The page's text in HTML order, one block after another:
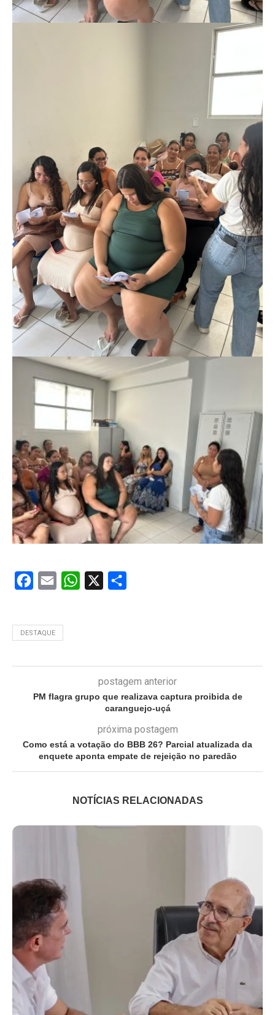
Facebook
Email WhatsApp
DESTAQUE
postagem anterior
PM flagra grupo que realizava captura proibida de
caranguejo-uçá
próxima postagem
Como está a votação do BBB 26? Parcial atualizada da
enquete aponta empate de rejeição no paredão
NOTÍCIAS RELACIONADAS